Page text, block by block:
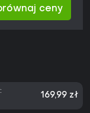
ceny
169,99 zł